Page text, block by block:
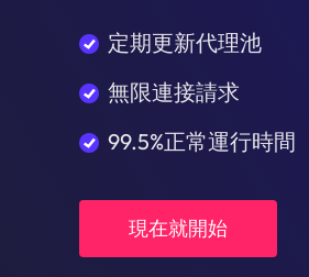
定期更新代理池
無限連接請求
99.5%正常運行時間
現在就開始